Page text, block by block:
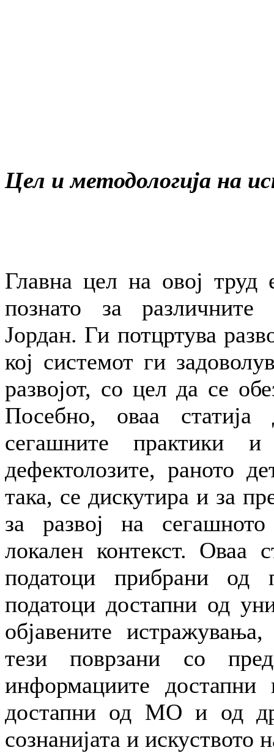
Цел и методологија на
Главна цел на овој
познато за
Јордан. Ги потцртува
кој системот ги
развојот, со цел да се
Посебно, оваа статија
сегашните практики
дефектолозите, раното
така, се дискутира и за
за развој на
локален контекст. Оваа
податоци прибрани од
податоци достапни од
објавените
тези поврзани со
информациите достапни
достапни од МО и од
сознанијата и искуството